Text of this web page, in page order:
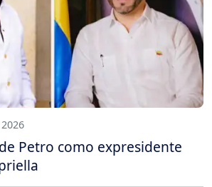
Petro como expresidente